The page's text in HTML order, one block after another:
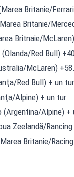
Britanie/
Britanie/
Britnaie/
Red Bull)
McLaren)
Red Bull) + un tur
Alpine) + un tur
(Argentina/Alpine) +
Zeelandă/
Britanie/